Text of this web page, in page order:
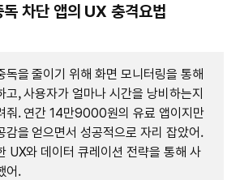
독 차단 앱의 UX 충격요법
독을 줄이기 위해 화면 모니터링을 통해
고, 사용자가 얼마나 시간을 낭비하는지
줘. 연간 14만9000원의 유료 앱이지만
감을 얻으면서 성공적으로 자리 잡았어.
UX와 데이터 큐레이션 전략을 통해 사
어.